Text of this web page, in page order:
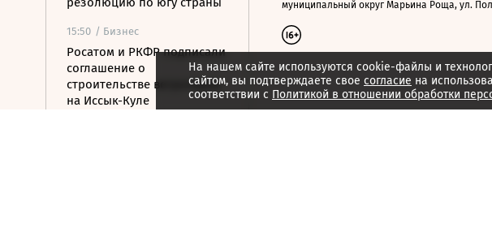
15:50 / Бизнес
Росатом и РКФР подписали
соглашение о
строительстве ветропарка
на Иссык-Куле
На нашем сайте используются cookie-файлы и
сайтом, вы подтверждаете свое согласие на
соответствии с Политикой в отношении обработки
муниципальный округ Марьина Роща, ул.